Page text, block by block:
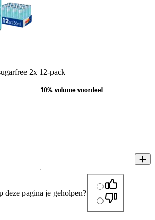
2x 12-pack
10% volume voordeel
deze pagina je geholpen?